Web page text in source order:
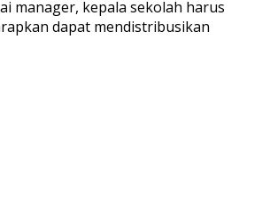
manager, kepala sekolah harus
dapat mendistribusikan